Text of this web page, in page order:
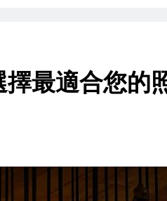
最適合您的